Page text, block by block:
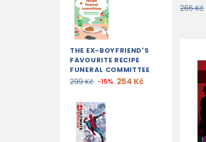
THE EX-BOYFRIEND'S
FAVOURITE RECIPE
FUNERAL COMMITTEE
299 Kč -15% 254 Kč
265 Kč